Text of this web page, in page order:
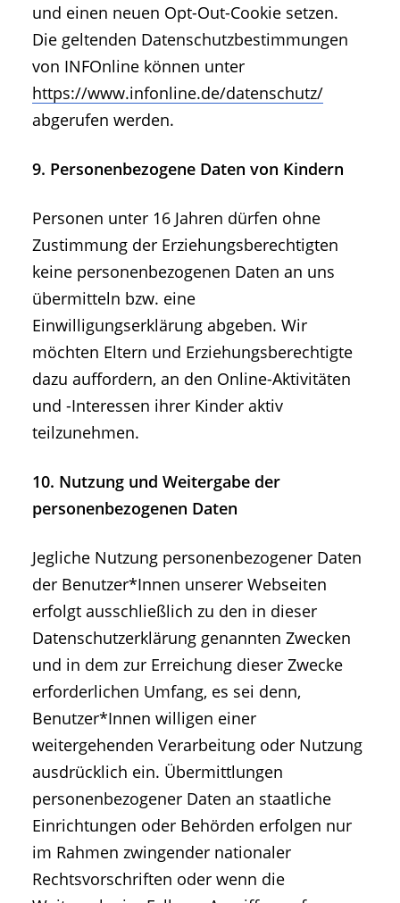
und einen neuen Opt-Out-Cookie setzen.
Die geltenden Datenschutzbestimmungen
von INFOnline können unter
https://www.infonline.de/datenschutz/
abgerufen werden.
9. Personenbezogene Daten von Kindern
Personen unter 16 Jahren dürfen ohne
Zustimmung der Erziehungsberechtigten
keine personenbezogenen Daten an uns
übermitteln bzw. eine
Einwilligungserklärung abgeben. Wir
möchten Eltern und Erziehungsberechtigte
dazu auffordern, an den Online-Aktivitäten
und -Interessen ihrer Kinder aktiv
teilzunehmen.
10. Nutzung und Weitergabe der
personenbezogenen Daten
Jegliche Nutzung personenbezogener Daten
der Benutzer*Innen unserer Webseiten
erfolgt ausschließlich zu den in dieser
Datenschutzerklärung genannten Zwecken
und in dem zur Erreichung dieser Zwecke
erforderlichen Umfang, es sei denn,
Benutzer*Innen willigen einer
weitergehenden Verarbeitung oder Nutzung
ausdrücklich ein. Übermittlungen
personenbezogener Daten an staatliche
Einrichtungen oder Behörden erfolgen nur
im Rahmen zwingender nationaler
Rechtsvorschriften oder wenn die